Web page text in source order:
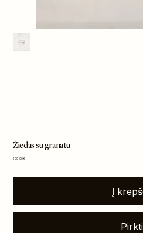
Žiedas su granatu
Kaina
300,00 €
Į
Pirkti